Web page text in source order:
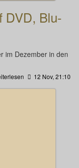
DVD, Blu-
im Dezember in den
12 Nov, 21:10